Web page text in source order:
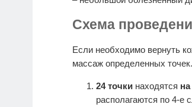
Схема
Если необходимо вернуть
массаж определенных точек.
24 точки находятся
располагаются по 4-е